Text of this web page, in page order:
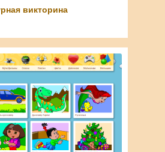
викторина